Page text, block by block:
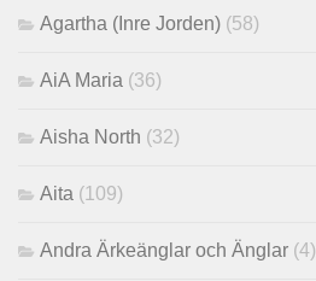
Agartha (Inre Jorden) (58)
AiA Maria (36)
Aisha North (32)
Aita (109)
Andra Ärkeänglar och Änglar (4)